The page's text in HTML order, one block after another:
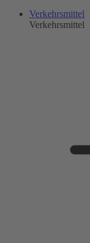
Verkehrsmittel
Verkehrsmittel